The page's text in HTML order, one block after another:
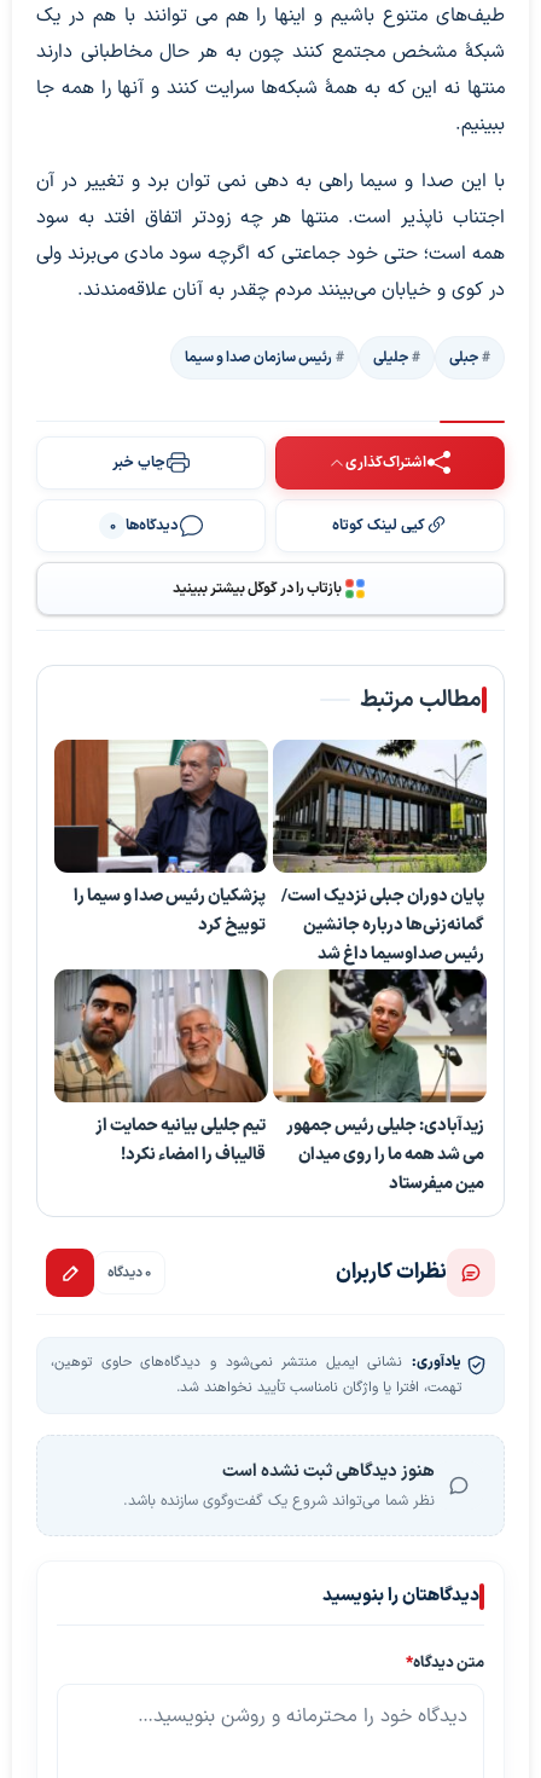
طیف‌های متنوع باشیم و اینها را هم می توانند با هم در یک
شبکۀ مشخص مجتمع کنند چون به هر حال مخاطبانی دارند
منتها نه این که به همۀ شبکه‌ها سرایت کنند و آنها را همه جا
ببینیم.
با این صدا و سیما راهی به دهی نمی توان برد و تغییر در آن
اجتناب ناپذیر است. منتها هر چه زودتر اتفاق افتد به سود
همه است؛ حتی خود جماعتی که اگرچه سود مادی می‌برند ولی
در کوی و خیابان می‌بینند مردم چقدر به آنان علاقه‌مندند.
جبلی جلیلی رئیس سازمان صدا و سیما
اشتراک‌گذاری چاپ خبر
کپی لینک کوتاه دیدگاه‌ها 0
بازتاب را در گوگل بیشتر ببینید
مطالب مرتبط
پایان دوران جبلی نزدیک است/
گمانه‌زنی‌ها درباره جانشین
رئیس صداوسیما داغ شد
پزشکیان رئیس صدا و سیما را
توبیخ کرد
زیدآبادی: جلیلی رئیس جمهور
می شد همه ما را روی میدان
مین میفرستاد
تیم جلیلی بیانیه حمایت از
قالیباف را امضاء نکرد!
نظرات کاربران 0 دیدگاه
یادآوری: نشانی ایمیل منتشر نمی‌شود و دیدگاه‌های حاوی توهین،
تهمت، افترا یا واژگان نامناسب تأیید نخواهند شد.
هنوز دیدگاهی ثبت نشده است
نظر شما می‌تواند شروع یک گفت‌وگوی سازنده باشد.
دیدگاهتان را بنویسید
متن دیدگاه*